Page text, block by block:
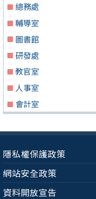
總務處
輔導室
圖書館
研發處
教官室
人事室
會計室
隱私權保護政策
網站安全政策
資料開放宣告